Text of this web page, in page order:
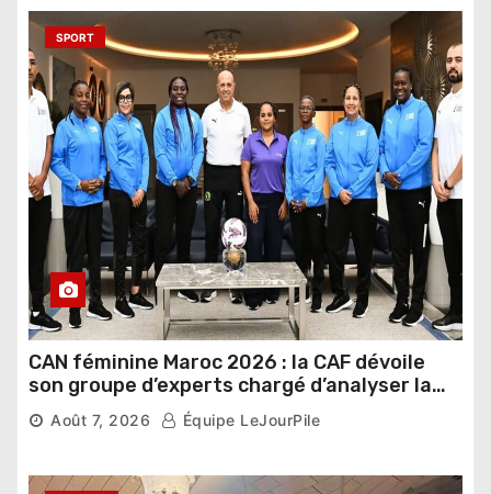
SPORT
CAN féminine Maroc 2026 : la CAF dévoile
son groupe d’experts chargé d’analyser la
compétition
Août 7, 2026 Équipe LeJourPile